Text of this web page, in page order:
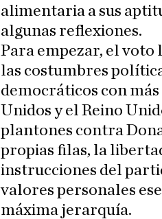
alimentaria a sus
algunas reflexiones.
Para empezar, el voto
las costumbres
democráticos con
Unidos y el Reino
plantones contra
propias filas, la
instrucciones del
valores personales
máxima jerarquía.